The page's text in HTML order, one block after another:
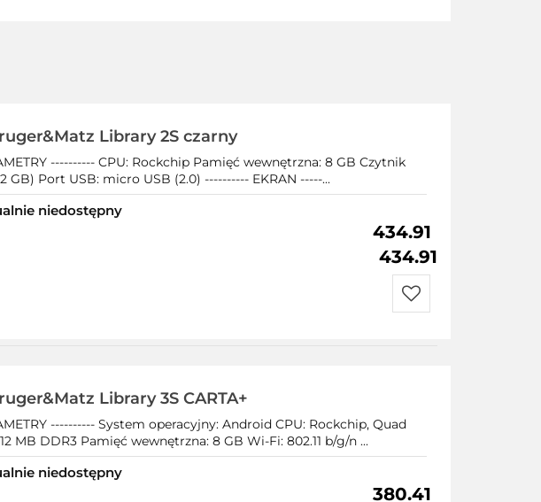
Library 2S czarny
---------- CPU: Rockchip Pamięć wewnętrzna: 8 GB Czytnik
GB) Port USB: micro USB (2.0) ---------- EKRAN -----...
niedostępny
434.91
434.91
Library 3S CARTA+
---------- System operacyjny: Android CPU: Rockchip, Quad
MB DDR3 Pamięć wewnętrzna: 8 GB Wi-Fi: 802.11 b/g/n ...
niedostępny
380.41